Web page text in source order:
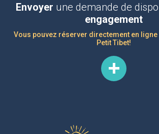
Envoyer une demande de
engagement
Vous pouvez réserver directement en ligne
Petit Tibet!